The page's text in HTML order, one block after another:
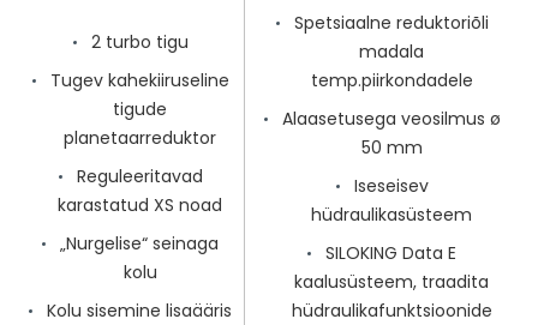
2 turbo tigu
Tugev kahekiiruseline
tigude
planetaarreduktor
Reguleeritavad
karastatud XS noad
„Nurgelise“ seinaga
kolu
Kolu sisemine lisaääris
Spetsiaalne reduktoriõli
madala
temp.piirkondadele
Alaasetusega veosilmus ø
50 mm
Iseseisev
hüdraulikasüsteem
SILOKING Data E
kaalusüsteem, traadita
hüdraulikafunktsioonide